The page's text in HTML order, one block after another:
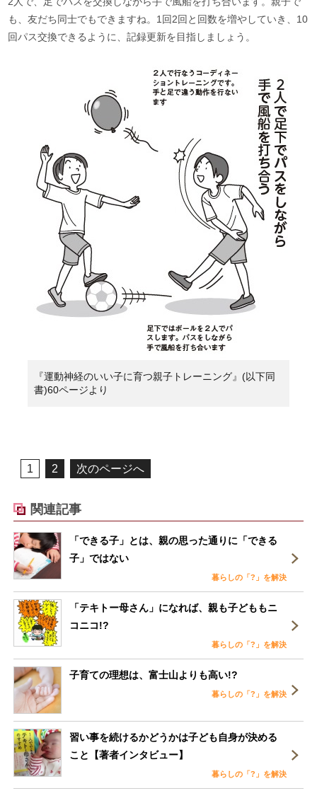
も、友だち同士でもできますね。1回2回と回数を増やしていき、10
回パス交換できるように、記録更新を目指しましょう。
『運動神経のいい子に育つ親子トレーニング』(以下同
書)60ページより
1 2 次のページへ
関連記事
「できる子」とは、親の思った通りに「できる
子」ではない
暮らしの「?」を解決
「テキトー母さん」になれば、親も子どももニ
コニコ!?
暮らしの「?」を解決
子育ての理想は、富士山よりも高い!?
暮らしの「?」を解決
習い事を続けるかどうかは子ども自身が決める
こと【著者インタビュー】
暮らしの「?」を解決